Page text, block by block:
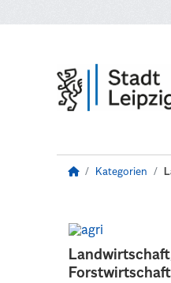
Kategorien